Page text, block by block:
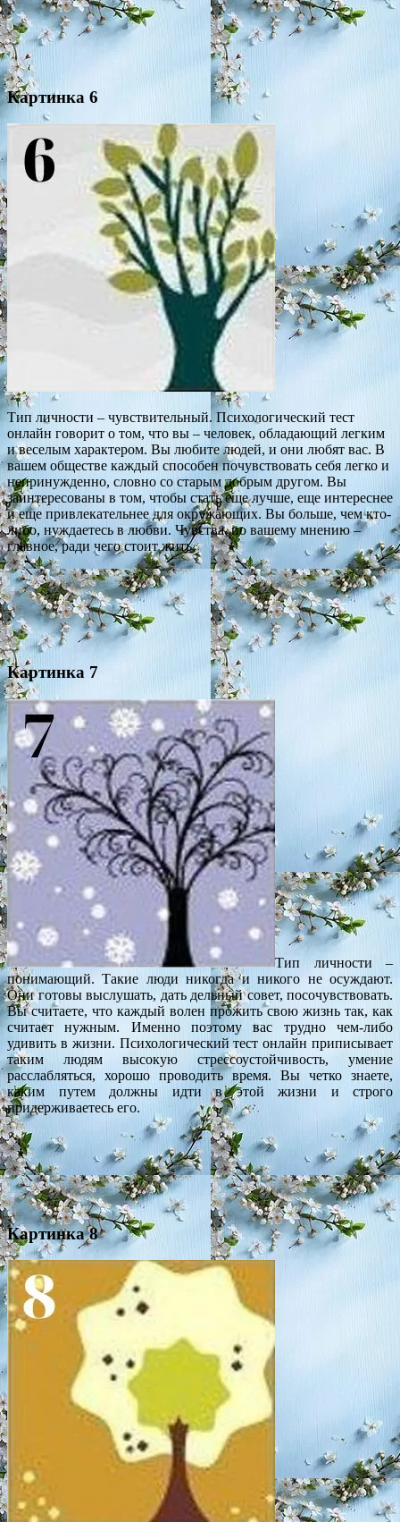
Картинка 6
Тип личности – чувствительный. Психологический тест
онлайн говорит о том, что вы – человек, обладающий легким
и веселым характером. Вы любите людей, и они любят вас. В
вашем обществе каждый способен почувствовать себя легко и
непринужденно, словно со старым добрым другом. Вы
заинтересованы в том, чтобы стать еще лучше, еще интереснее
и еще привлекательнее для окружающих. Вы больше, чем кто-
либо, нуждаетесь в любви. Чувства, по вашему мнению –
главное, ради чего стоит жить.
Картинка 7
Тип личности –
понимающий. Такие люди никогда и никого не осуждают.
Они готовы выслушать, дать дельный совет, посочувствовать.
Вы считаете, что каждый волен прожить свою жизнь так, как
считает нужным. Именно поэтому вас трудно чем-либо
удивить в жизни. Психологический тест онлайн приписывает
таким людям высокую стрессоустойчивость, умение
расслабляться, хорошо проводить время. Вы четко знаете,
каким путем должны идти в этой жизни и строго
придерживаетесь его.
Картинка 8